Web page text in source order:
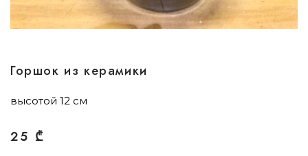
Горшок из керамики
высотой 12 см
25 ₾